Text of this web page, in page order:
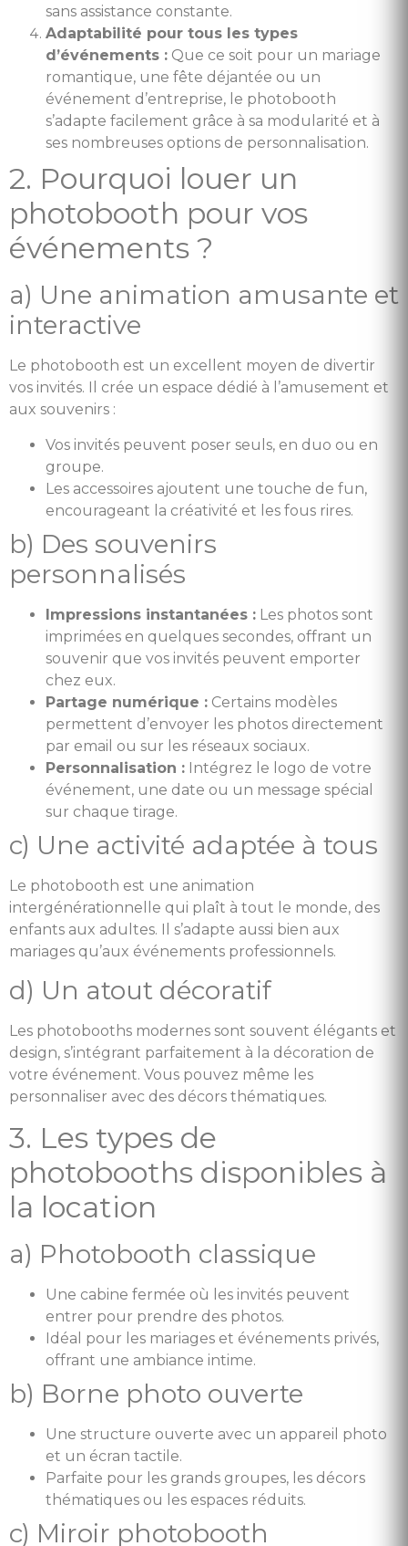
sans assistance constante.
Adaptabilité pour tous les types
d’événements : Que ce soit pour un mariage
romantique, une fête déjantée ou un
événement d’entreprise, le photobooth
s’adapte facilement grâce à sa modularité et à
ses nombreuses options de personnalisation.
2. Pourquoi louer un
photobooth pour vos
événements ?
a) Une animation amusante et
interactive
Le photobooth est un excellent moyen de divertir
vos invités. Il crée un espace dédié à l’amusement et
aux souvenirs :
Vos invités peuvent poser seuls, en duo ou en
groupe.
Les accessoires ajoutent une touche de fun,
encourageant la créativité et les fous rires.
b) Des souvenirs
personnalisés
Impressions instantanées : Les photos sont
imprimées en quelques secondes, offrant un
souvenir que vos invités peuvent emporter
chez eux.
Partage numérique : Certains modèles
permettent d’envoyer les photos directement
par email ou sur les réseaux sociaux.
Personnalisation : Intégrez le logo de votre
événement, une date ou un message spécial
sur chaque tirage.
c) Une activité adaptée à tous
Le photobooth est une animation
intergénérationnelle qui plaît à tout le monde, des
enfants aux adultes. Il s’adapte aussi bien aux
mariages qu’aux événements professionnels.
d) Un atout décoratif
Les photobooths modernes sont souvent élégants et
design, s’intégrant parfaitement à la décoration de
votre événement. Vous pouvez même les
personnaliser avec des décors thématiques.
3. Les types de
photobooths disponibles à
la location
a) Photobooth classique
Une cabine fermée où les invités peuvent
entrer pour prendre des photos.
Idéal pour les mariages et événements privés,
offrant une ambiance intime.
b) Borne photo ouverte
Une structure ouverte avec un appareil photo
et un écran tactile.
Parfaite pour les grands groupes, les décors
thématiques ou les espaces réduits.
c) Miroir photobooth